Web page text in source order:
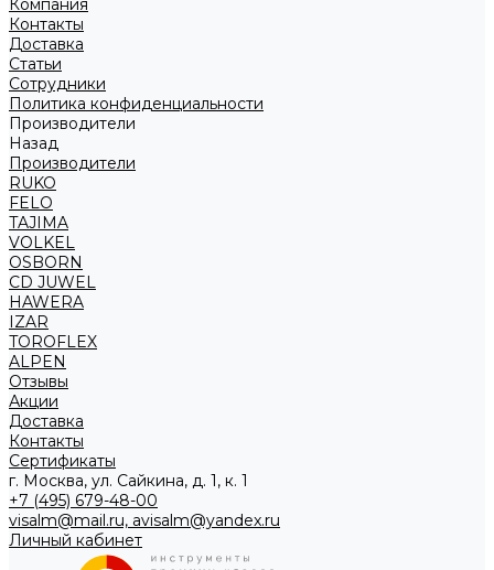
Компания
Контакты
Доставка
Статьи
Сотрудники
Политика конфиденциальности
Производители
Назад
Производители
RUKO
FELO
TAJIMA
VOLKEL
OSBORN
CD JUWEL
HAWERA
IZAR
TOROFLEX
ALPEN
Отзывы
Акции
Доставка
Контакты
Сертификаты
г. Москва, ул. Сайкина, д. 1, к. 1
+7 (495) 679-48-00
visalm@mail.ru, avisalm@yandex.ru
Личный кабинет